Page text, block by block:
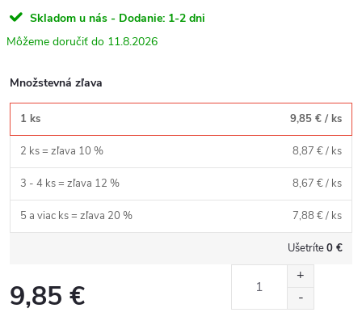
Skladom u nás - Dodanie: 1-2 dni
11.8.2026
Množstevná zľava
1 ks 9,85 € / ks
2 ks = zľava 10 % 8,87 €/ ks
3 - 4 ks = zľava 12 % 8,67 €/ ks
5 a viac ks = zľava 20 % 7,88 €/ ks
Ušetríte0 €
9,85 €